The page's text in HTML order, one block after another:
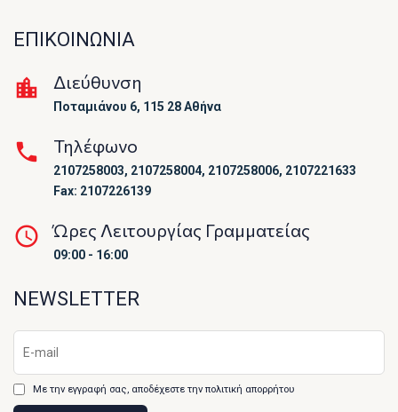
ΕΠΙΚΟΙΝΩΝΙΑ
Διεύθυνση
Ποταμιάνου 6, 115 28 Αθήνα
Τηλέφωνο
2107258003, 2107258004, 2107258006, 2107221633
Fax: 2107226139
Ώρες Λειτουργίας Γραμματείας
09:00 - 16:00
NEWSLETTER
Με την εγγραφή σας, αποδέχεστε την πολιτική απορρήτου